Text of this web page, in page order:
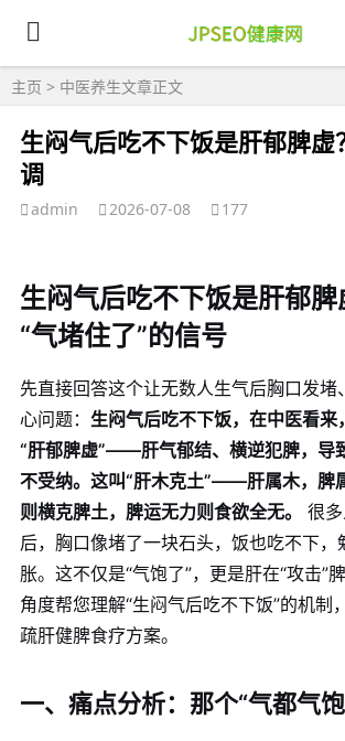
主页 > 中医养生文章正文
生闷气后吃不下饭是肝郁脾虚
调
admin 2026-07-08 177
生闷气后吃不下饭是肝郁
“气堵住了”的信号
先直接回答这个让无数人生气后胸口发堵
心问题： 生闷气后吃不下饭，在中医看来
“肝郁脾虚”——肝气郁结、横逆犯脾，导
不受纳。这叫“肝木克土”——肝属木，脾
则横克脾土，脾运无力则食欲全无。
很
后，胸口像堵了一块石头，饭也吃不下，
胀。这不仅是“气饱了”，更是肝在“攻击”
角度帮您理解“生闷气后吃不下饭”的机制
疏肝健脾食疗方案。
一、痛点分析：那个“气都气